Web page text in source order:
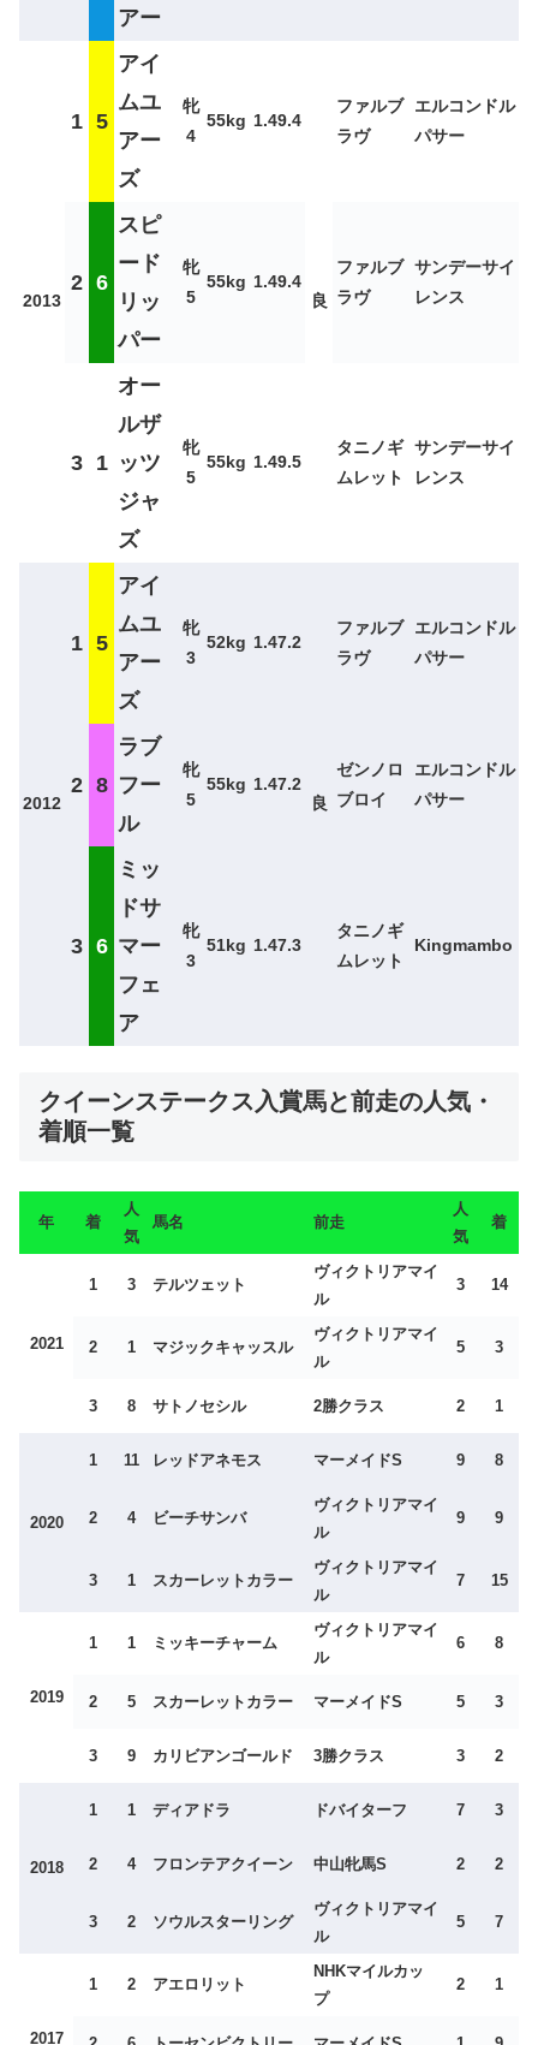
アー
2013
1 5
アイ
ムユ
アー
ズ
牝
4
55kg 1.49.4
良
ファルブ
ラヴ
エルコンドル
パサー
2 6
スピ
ード
リッ
パー
牝
5
55kg 1.49.4
ファルブ
ラヴ
サンデーサイ
レンス
3 1
オー
ルザ
ッツ
ジャ
ズ
牝
5
55kg 1.49.5
タニノギ
ムレット
サンデーサイ
レンス
2012
1 5
アイ
ムユ
アー
ズ
牝
3
52kg 1.47.2
良
ファルブ
ラヴ
エルコンドル
パサー
2 8
ラブ
フー
ル
牝
5
55kg 1.47.2
ゼンノロ
ブロイ
エルコンドル
パサー
3 6
ミッ
ドサ
マー
フェ
ア
牝
3
51kg 1.47.3
タニノギ
ムレット
Kingmambo
クイーンステークス入賞馬と前走の人気・
着順一覧
年 着
人
気
馬名 前走
人
気
着
2021
1 3 テルツェット
ヴィクトリアマイ
ル
3 14
2 1 マジックキャッスル
ヴィクトリアマイ
ル
5 3
3 8 サトノセシル 2勝クラス 2 1
2020
1 11 レッドアネモス マーメイドS 9 8
2 4 ビーチサンバ
ヴィクトリアマイ
ル
9 9
3 1 スカーレットカラー
ヴィクトリアマイ
ル
7 15
2019
1 1 ミッキーチャーム
ヴィクトリアマイ
ル
6 8
2 5 スカーレットカラー マーメイドS 5 3
3 9 カリビアンゴールド 3勝クラス 3 2
2018
1 1 ディアドラ ドバイターフ 7 3
2 4 フロンテアクイーン 中山牝馬S 2 2
3 2 ソウルスターリング
ヴィクトリアマイ
ル
5 7
2017
1 2 アエロリット
NHKマイルカッ
プ
2 1